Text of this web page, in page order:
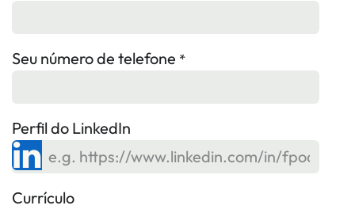
Seu número de telefone *
Perfil do LinkedIn
Currículo